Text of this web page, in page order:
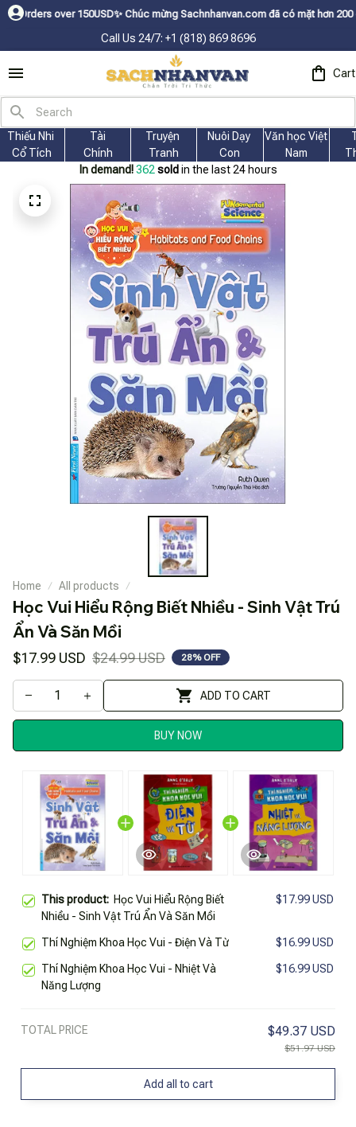
150USDㅤ✨Chúc mừng Sachnhanvan.com đã có mặt hơn 200 quốc gia
Call Us 24/7: +1 (818) 869 8696
Cart
Thiếu Nhi
Cổ Tích
Tài
Chính
Truyện
Tranh
Nuôi Dạy
Con
Văn học Việt
Nam
In demand! 364 sold in the last 24 hours
Home All products
Học Vui Hiểu Rộng Biết Nhiều - Sinh Vật Trú
Ẩn Và Săn Mồi
$17.99 USD $24.99 USD 28% OFF
ADD TO CART
BUY NOW
This product: Học Vui Hiểu Rộng Biết
Nhiều - Sinh Vật Trú Ẩn Và Săn Mồi
$17.99 USD
Thí Nghiệm Khoa Học Vui - Điện Và Từ $16.99 USD
Thí Nghiệm Khoa Học Vui - Nhiệt Và
Năng Lượng
$16.99 USD
TOTAL PRICE $49.37 USD
$51.97 USD
Add all to cart